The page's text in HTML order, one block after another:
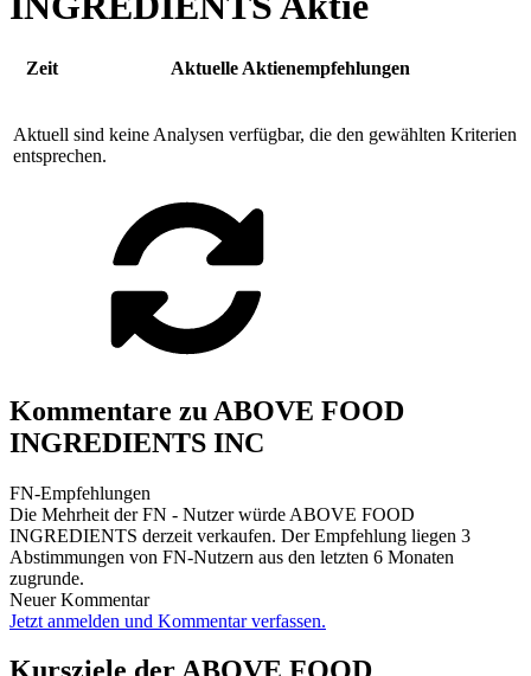
Zeit Aktuelle Aktienempfehlungen
Aktuell sind keine Analysen verfügbar, die den gewählten Kriterien
entsprechen.
Kommentare zu ABOVE FOOD
INGREDIENTS INC
FN-Empfehlungen
Die Mehrheit der FN - Nutzer würde ABOVE FOOD
INGREDIENTS derzeit verkaufen. Der Empfehlung liegen 3
Abstimmungen von FN-Nutzern aus den letzten 6 Monaten
zugrunde.
Neuer Kommentar
Jetzt anmelden und Kommentar verfassen.